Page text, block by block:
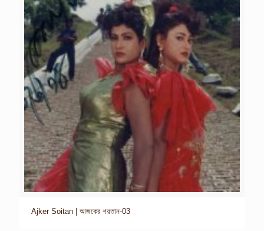
Ajker Soitan | আজকের শয়তান-03